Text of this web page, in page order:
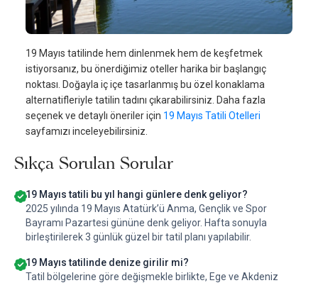
19 Mayıs tatilinde hem dinlenmek hem de keşfetmek
istiyorsanız, bu önerdiğimiz oteller harika bir başlangıç
noktası. Doğayla iç içe tasarlanmış bu özel konaklama
alternatifleriyle tatilin tadını çıkarabilirsiniz. Daha fazla
seçenek ve detaylı öneriler için 19 Mayıs Tatili Otelleri
sayfamızı inceleyebilirsiniz.
Sıkça Sorulan Sorular
19 Mayıs tatili bu yıl hangi günlere denk geliyor?
2025 yılında 19 Mayıs Atatürk’ü Anma, Gençlik ve Spor
Bayramı Pazartesi gününe denk geliyor. Hafta sonuyla
birleştirilerek 3 günlük güzel bir tatil planı yapılabilir.
19 Mayıs tatilinde denize girilir mi?
Tatil bölgelerine göre değişmekle birlikte, Ege ve Akdeniz